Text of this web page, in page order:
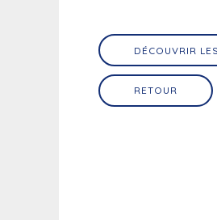
DÉCOUVRIR
RETOUR